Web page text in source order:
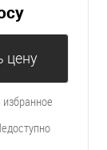
цену
избранное